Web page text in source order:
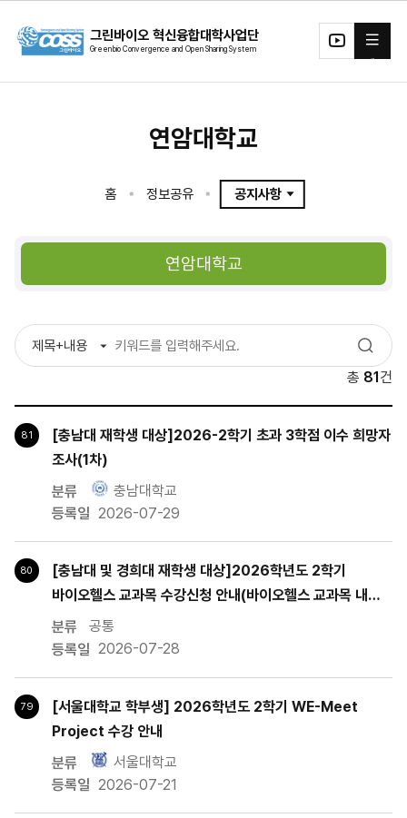
그린바이오 혁신융합대학사업단
그린바이오파운드리
그린바이오스마트파밍
연암대학교
홈 정보공유 공지사항
제목+내용 검색어
검색
총 81건
81
[충남대 재학생 대상]2026-2학기 초과 3학점 이수 희망자
조사(1차)
충남대학교
2026-07-29
80
[충남대 및 경희대 재학생 대상]2026학년도 2학기
바이오헬스 교과목 수강신청 안내(바이오헬스 교과목 내용
추가)
공통
2026-07-28
79
[서울대학교 학부생] 2026학년도 2학기 WE-Meet
Project 수강 안내
서울대학교
2026-07-21